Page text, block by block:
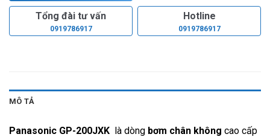
Tổng đài tư vấn
0919786917
Hotline
0919786917
MÔ TẢ
Panasonic GP-200JXK là dòng bơm chân không cao cấp